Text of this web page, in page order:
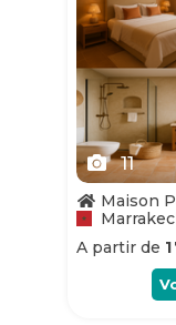
11
Maison
A partir de